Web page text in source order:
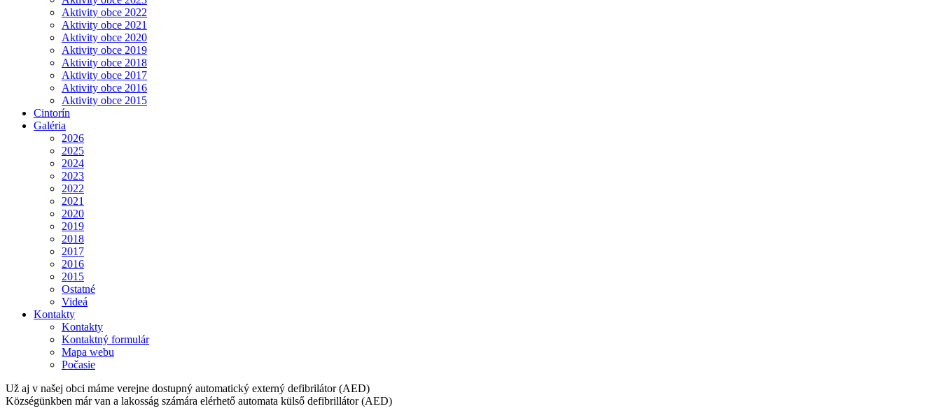
Aktivity obce 2022
Aktivity obce 2021
Aktivity obce 2020
Aktivity obce 2019
Aktivity obce 2018
Aktivity obce 2017
Aktivity obce 2016
Aktivity obce 2015
Cintorín
Galéria
2026
2025
2024
2023
2022
2021
2020
2019
2018
2017
2016
2015
Ostatné
Videá
Kontakty
Kontakty
Kontaktný formulár
Mapa webu
Počasie
Už aj v našej obci máme verejne dostupný automatický externý defibrilátor (AED)
Községünkben már van a lakosság számára elérhető automata külső defibrillátor (AED)